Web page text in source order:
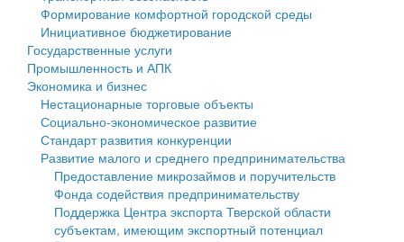
Государственные услуги
Промышленность и АПК
Экономика и бизнес
Символика
Устав
Гостям округа
Туризм
Культура
Образование
муниципального округа Тверской области
Администрация Кашинского муниципального округа
Тверской области
Управление сельскими территориями
Открытые данные
Работа с обращениями граждан
Финансовое управление
Бюджет для граждан
Имущество
Выявление правообладателей ранее учтенных
объектов недвижимости
Имущественная поддержка субъектов малого и
Формирование комфортной городской среды
Инициативное бюджетирование
Государственные услуги
Промышленность и АПК
Экономика и бизнес
Нестационарные торговые объекты
Социально-экономическое развитие
Стандарт развития конкуренции
Развитие малого и среднего предпринимательства
Предоставление микрозаймов и поручительств
Фонда содействия предпринимательству
Поддержка Центра экспорта Тверской области
субъектам, имеющим экспортный потенциал